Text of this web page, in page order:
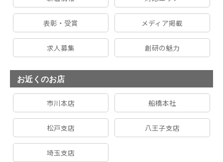
表彰・受賞 メディア掲載
求人募集 創研の魅力
お近くのお店
市川本店 船橋本社
松戸支店 八王子支店
埼玉支店